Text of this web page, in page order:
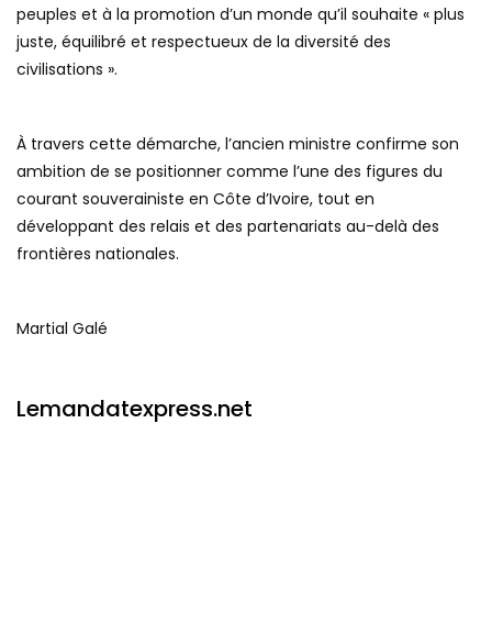
peuples et à la promotion d’un monde qu’il souhaite « plus
juste, équilibré et respectueux de la diversité des
civilisations ».
À travers cette démarche, l’ancien ministre confirme son
ambition de se positionner comme l’une des figures du
courant souverainiste en Côte d’Ivoire, tout en
développant des relais et des partenariats au-delà des
frontières nationales.
Martial Galé
Lemandatexpress.net